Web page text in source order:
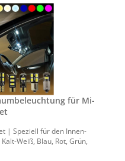
für Mi­
| Spe­zi­ell für den In­nen­
​Weiß, Blau, Rot, Grün,